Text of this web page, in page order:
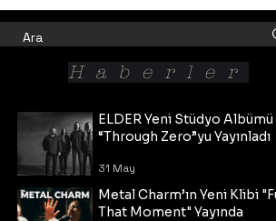
ELDER Yeni Stüdyo Albümü
“Through Zero”yu Yayınladı
31 May
Metal Charm’ın Yeni Klibi
That Moment" Yayında
Haberler